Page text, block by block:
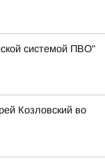
системой ПВО"
Козловский во